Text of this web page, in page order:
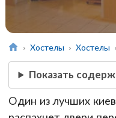
Хостелы Хостелы
Показать
Один из лучших